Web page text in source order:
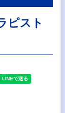
ピスト